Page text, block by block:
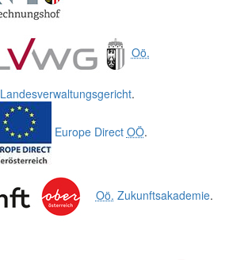
Oö.
Landesverwaltungsgericht.
Europe Direct OÖ.
Oö. Zukunftsakademie.